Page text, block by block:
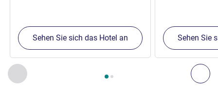
Zurück - Unsere anderen Etablissements in der Nähe
Seite , Unsere anderen Etablissements in der Nähe
Sehen Sie sich das Hotel an Sehen Sie